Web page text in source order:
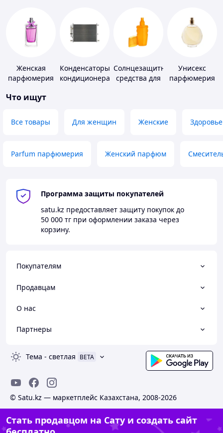
Женская
парфюмерия
Конденсаторы
кондиционера
Солнцезащитные
средства для
Унисекс
парфюмерия
Что ищут
Все товары Для женщин Женские Здоровье
Parfum парфюмерия Женский парфюм
Программа защиты покупателей
satu.kz предоставляет защиту покупок до
50 000 тг при оформлении заказа через
корзину.
Покупателям
Продавцам
О нас
Партнеры
Тема - светлая BETA
© Satu.kz — маркетплейс Казахстана, 2008-2026
Стать продавцом на Сату и создать сайт